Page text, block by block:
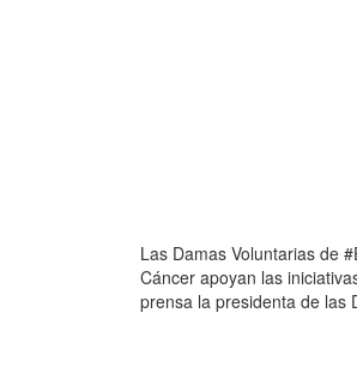
Las Damas Voluntarias de
Cáncer apoyan las
prensa la presidenta de las